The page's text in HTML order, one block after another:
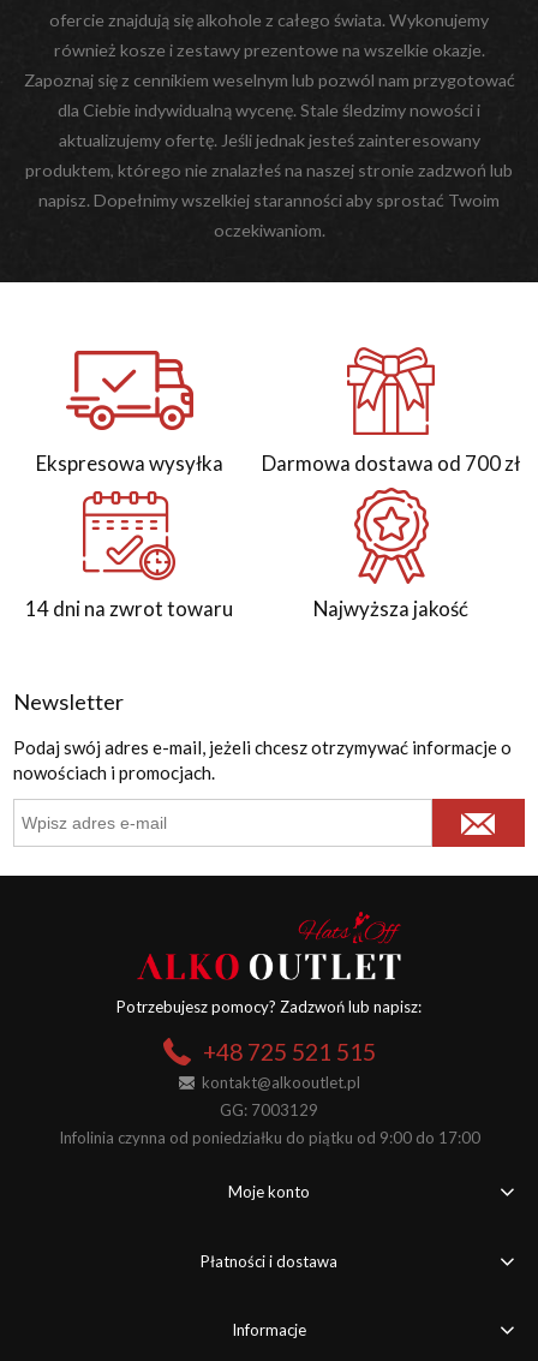
ofercie znajdują się alkohole z całego świata. Wykonujemy
również kosze i zestawy prezentowe na wszelkie okazje.
Zapoznaj się z cennikiem weselnym lub pozwól nam przygotować
dla Ciebie indywidualną wycenę. Stale śledzimy nowości i
aktualizujemy ofertę. Jeśli jednak jesteś zainteresowany
produktem, którego nie znalazłeś na naszej stronie zadzwoń lub
napisz. Dopełnimy wszelkiej staranności aby sprostać Twoim
oczekiwaniom.
Ekspresowa wysyłka Darmowa dostawa od 700 zł
14 dni na zwrot towaru Najwyższa jakość
Newsletter
Podaj swój adres e-mail, jeżeli chcesz otrzymywać informacje o
nowościach i promocjach.
Potrzebujesz pomocy? Zadzwoń lub napisz:
+48 725 521 515
kontakt@alkooutlet.pl
GG: 7003129
Infolinia czynna od poniedziałku do piątku od 9:00 do 17:00
Moje konto
Płatności i dostawa
Informacje